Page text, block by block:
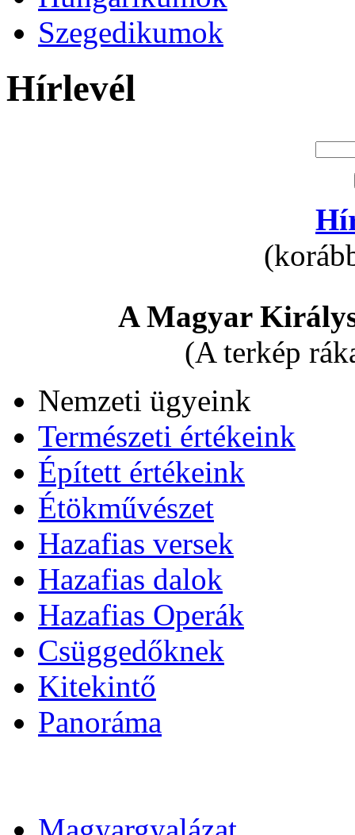
Szegedikumok
Hírlevél
A Magyar
(A terkép
Nemzeti ügyeink
Természeti értékeink
Épített értékeink
Étökművészet
Hazafias versek
Hazafias dalok
Hazafias Operák
Csüggedőknek
Kitekintő
Panoráma